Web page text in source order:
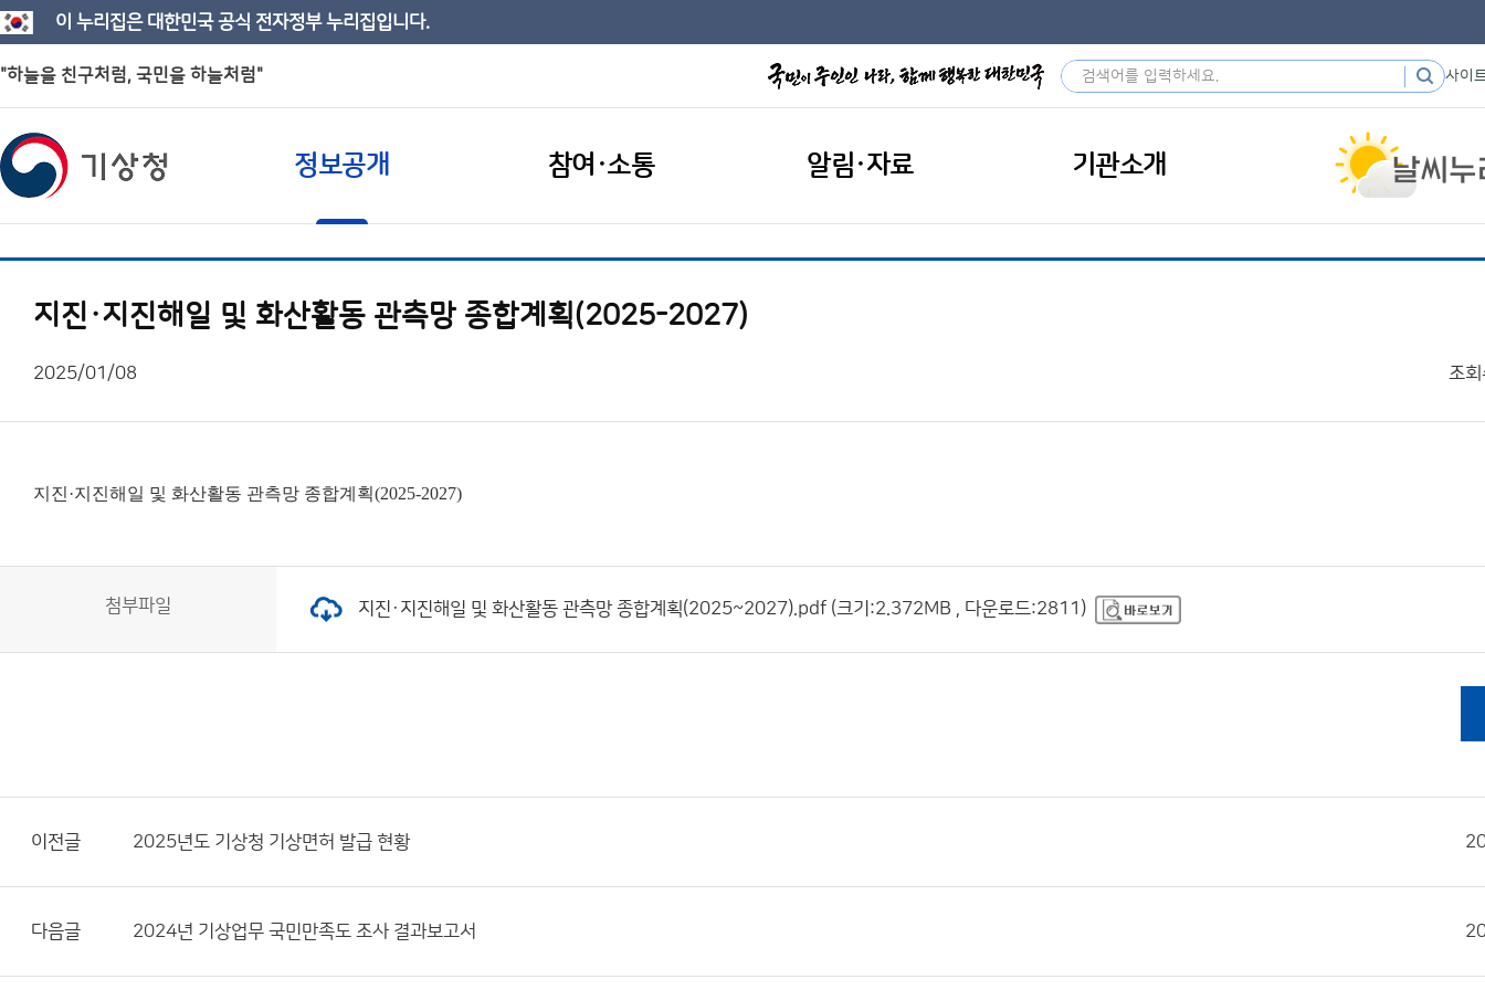
이 누리집은 대한민국 공식 전자정부 누리집입니다.
"하늘을 친구처럼, 국민을 하늘처럼" 사이
정보공개 참여·소통 알림·자료 기관소개
지진·지진해일 및 화산활동 관측망 종합계획(2025-2027)
2025/01/08 조회
지진·지진해일 및 화산활동 관측망 종합계획(2025-2027)
첨부파일 지진·지진해일 및 화산활동 관측망 종합계획(2025~2027).pdf (크기:2.372MB , 다운로드:2811)
이전글 2025년도 기상청 기상면허 발급 현황
다음글 2024년 기상업무 국민만족도 조사 결과보고서